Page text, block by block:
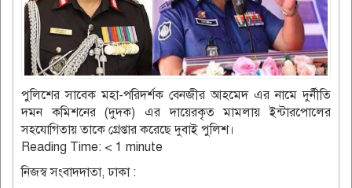
পুলিশের সাবেক মহা-পরিদর্শক বেনজীর আহমেদ এর নামে দুর্নীতি
দমন কমিশনের (দুদক) এর দায়েরকৃত মামলায় ইন্টারপোলের
সহযোগিতায় তাকে গ্রেপ্তার করেছে দুবাই পুলিশ।
Reading Time: < 1 minute
নিজস্ব সংবাদদাতা, ঢাকা :